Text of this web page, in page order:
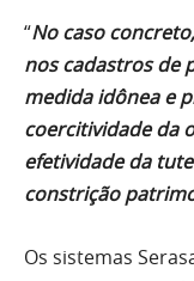
“No caso
nos cadastros de
medida idônea e
coercitividade da
efetividade da
constrição
Os sistemas